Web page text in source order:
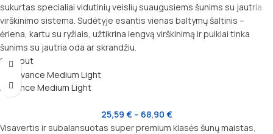
sukurtas specialiai vidutinių veislių suaugusiems šunims su jautria
virškinimo sistema. Sudėtyje esantis vienas baltymų šaltinis –
ėriena, kartu su ryžiais, užtikrina lengvą virškinimą ir puikiai tinka
šunims su jautria oda ar skrandžiu.
Sold out
Advance Medium Light
25,59 € – 68,90 €
Visavertis ir subalansuotas super premium klasės šunų maistas,